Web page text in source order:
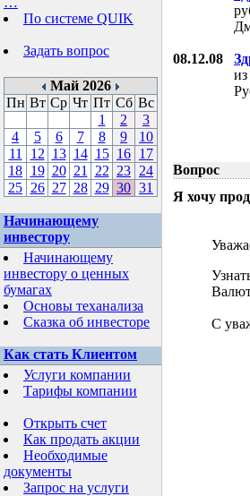
По системе QUIK
Задать вопрос
Май 2026
Пн Вт Ср Чт Пт Сб Вс
1
2
3
4
5 6 7 8 9
10
11
12 13 14 15 16 17
18 19 20 21 22 23 24
25 26 27 28 29 30 31
Начинающему
инвестору
Начинающему
инвестору о ценных
бумагах
Основы теханализа
Сказка об инвесторе
Как стать Клиентом
Услуги компании
Тарифы компании
Открыть счет
Как продать акции
Необходимые
документы
Запрос на услуги
08.12.08
Вопрос
Я хочу
С